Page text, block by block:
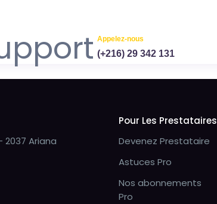
Appelez-nous
(+216) 29 342 131
2037 Ariana
Pour Les Prestataires
Devenez Prestataire
Astuces Pro
Nos abonnements
Pro